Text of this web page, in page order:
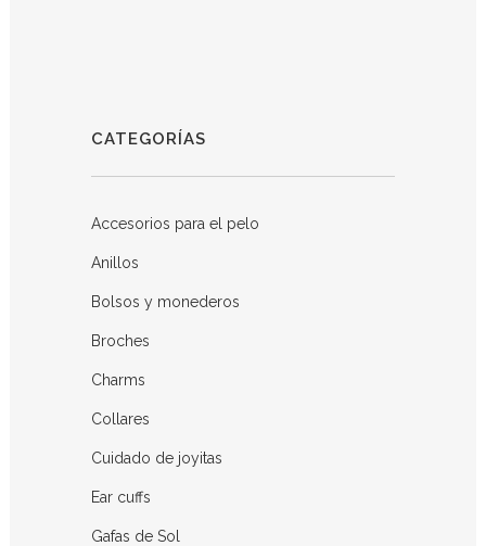
CATEGORÍAS
Accesorios para el pelo
Anillos
Bolsos y monederos
Broches
Charms
Collares
Cuidado de joyitas
Ear cuffs
Gafas de Sol